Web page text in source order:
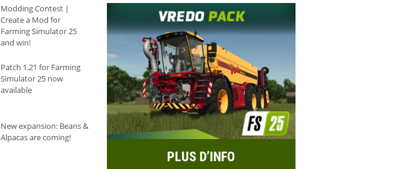
Modding Contest |
Create a Mod for
Farming Simulator 25
and win!
Patch 1.21 for Farming
Simulator 25 now
available
New expansion: Beans &
Alpacas are coming!
PLUS D’INFO